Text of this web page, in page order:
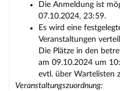
Die Anmeldung ist
07.10.2024, 23:59.
Es wird eine
Veranstaltungen
Die Plätze in den
am 09.10.2024 um
evtl. über Wartelisten
Veranstaltungszuordnung: